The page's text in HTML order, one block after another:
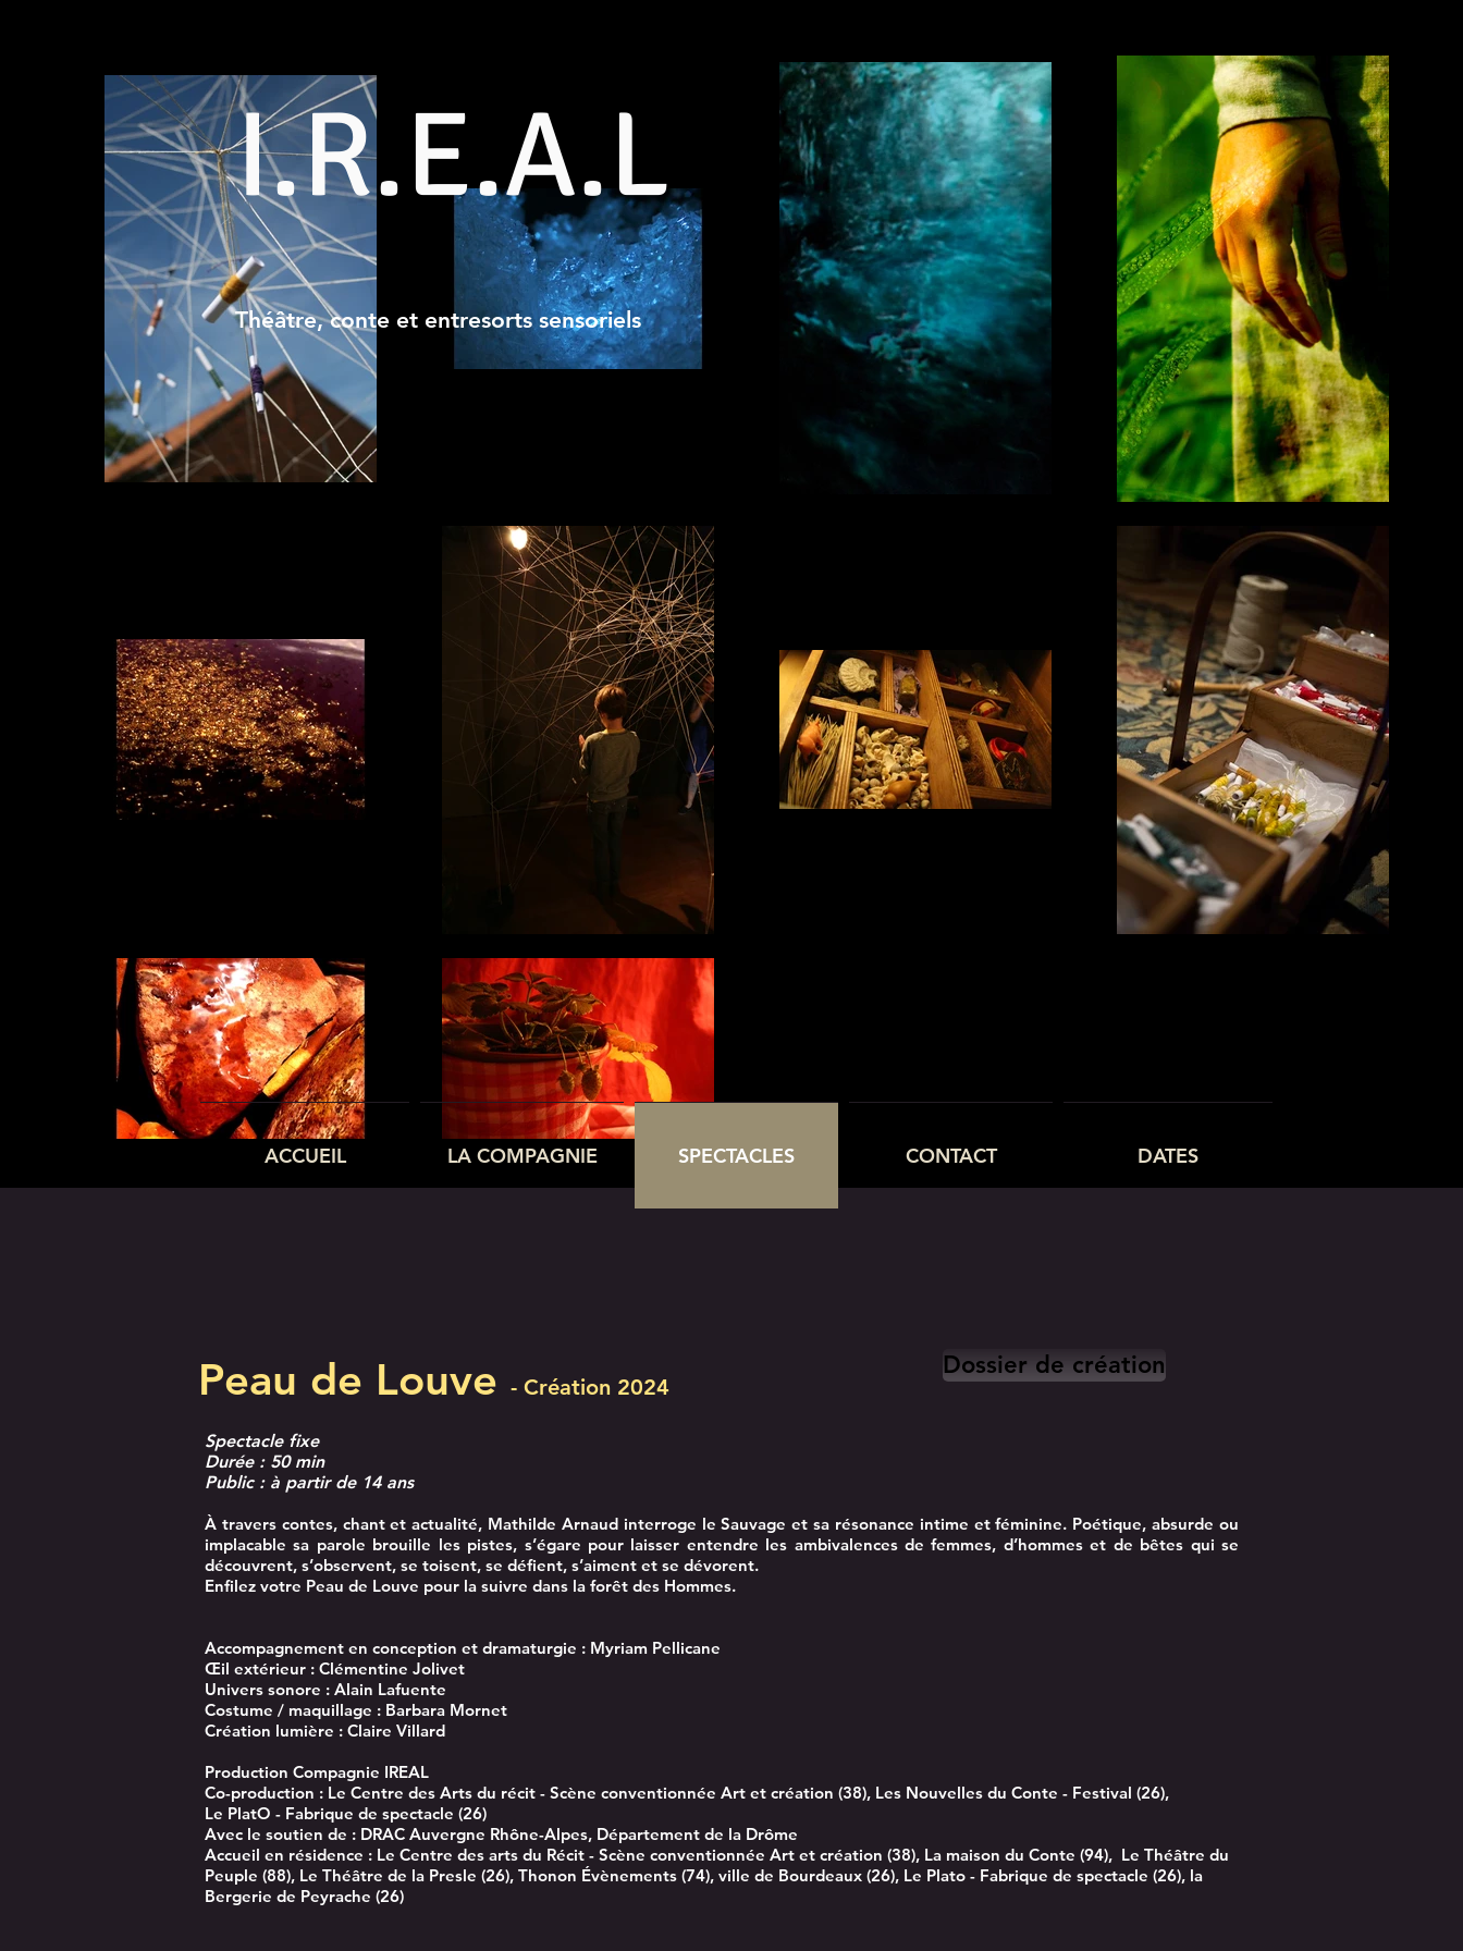
I.R.E.A.L
Théâtre, conte et entresorts sensoriels
ACCUEIL LA COMPAGNIE SPECTACLES CONTACT DATES
Peau de Louve - Création 2024
Dossier de création
Spectacle fixe
Durée : 50 min
Public : à partir de 14 ans
À travers contes, chant et actualité, Mathilde Arnaud interroge le Sauvage et sa résonance intime et féminine. Poétique, absurde ou
implacable sa parole brouille les pistes, s’égare pour laisser entendre les ambivalences de femmes, d’hommes et de bêtes qui se
découvrent, s’observent, se toisent, se défient, s’aiment et se dévorent.
Enfilez votre Peau de Louve pour la suivre dans la forêt des Hommes.
Accompagnement en conception et dramaturgie : Myriam Pellicane
Œil extérieur : Clémentine Jolivet
Univers sonore : Alain Lafuente
Costume / maquillage : Barbara Mornet
Création lumière : Claire Villard
Production Compagnie IREAL
Co-production : Le Centre des Arts du récit - Scène conventionnée Art et création (38), Les Nouvelles du Conte - Festival (26),
Le PlatO - Fabrique de spectacle (26)
Avec le soutien de : DRAC Auvergne Rhône-Alpes, Département de la Drôme
Accueil en résidence : Le Centre des arts du Récit - Scène conventionnée Art et création (38), La maison du Conte (94), Le Théâtre du
Peuple (88), Le Théâtre de la Presle (26), Thonon Évènements (74), ville de Bourdeaux (26), Le Plato - Fabrique de spectacle (26), la
Bergerie de Peyrache (26)